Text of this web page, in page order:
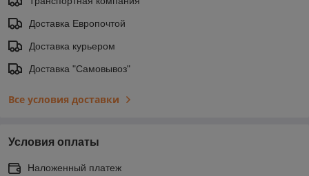
Доставка Европочтой
Доставка курьером
Доставка "Самовывоз"
Все условия доставки
Условия оплаты
Наложенный платеж